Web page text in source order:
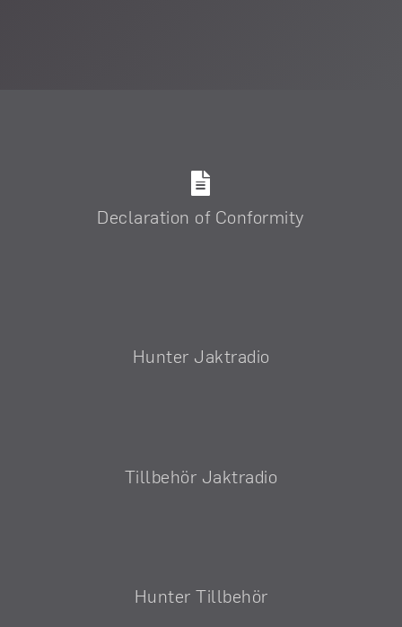
Declaration of Conformity
Hunter Jaktradio
Tillbehör Jaktradio
Hunter Tillbehör